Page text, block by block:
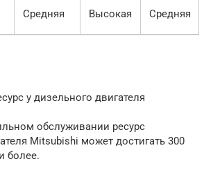
Средняя Высокая Средняя
у дизельного двигателя
обслуживании ресурс
Mitsubishi может достигать 300
более.